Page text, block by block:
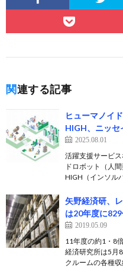
関連する記事
ヒューマノイ
HIGH、ニッセ
2025.08.01
活躍支援サービ
ドロボット（人
HIGH（インソル
矢野経済研、
は20年度に
2019.05.09
11年度の約1・8
経済研究所は5月
クルームの各種